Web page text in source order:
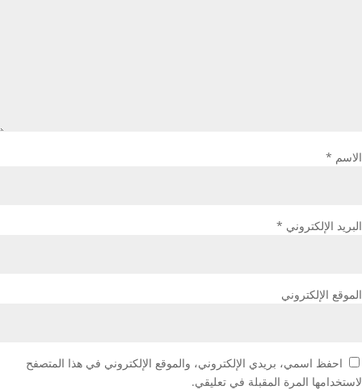
الاسم *
البريد الإلكتروني *
الموقع الإلكتروني
احفظ اسمي، بريدي الإلكتروني، والموقع الإلكتروني في هذا المتصفح
لاستخدامها المرة المقبلة في تعليقي.